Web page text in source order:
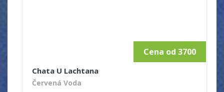
Cena od 3700
Chata U Lachtana
Červená Voda